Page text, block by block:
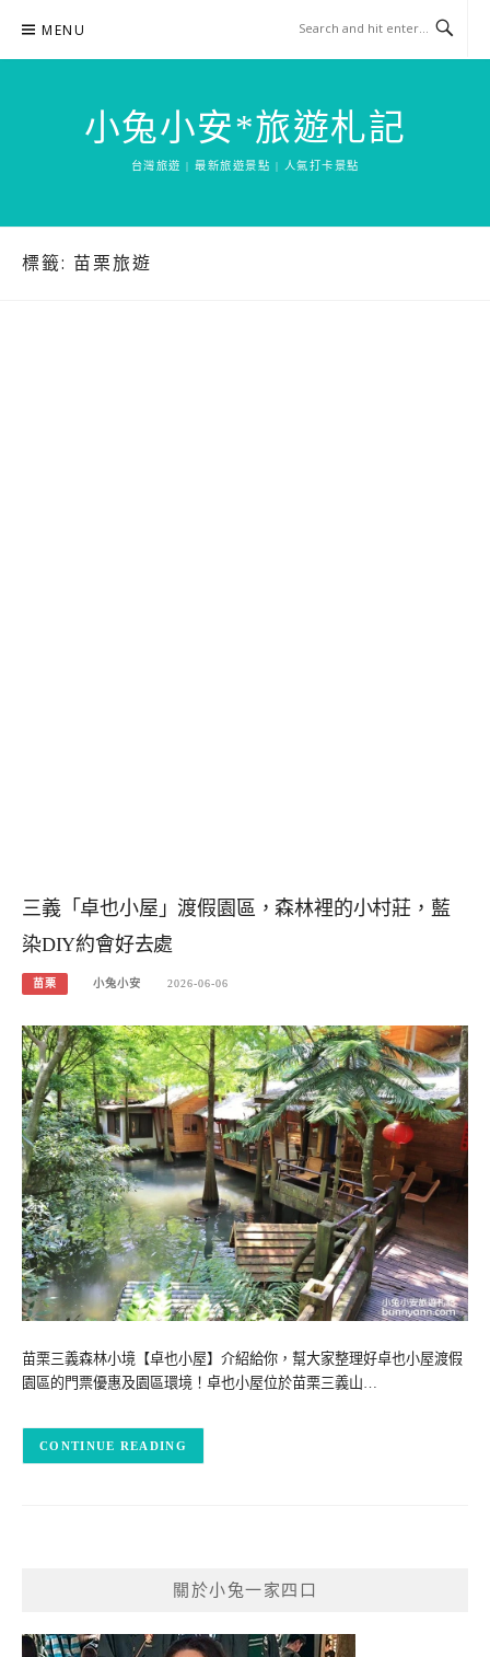
content
MENU
小兔小安*旅遊札記
台灣旅遊 | 最新旅遊景點 | 人氣打卡景點
標籤: 苗栗旅遊
三義「卓也小屋」渡假園區，森林裡的小村莊，藍
染DIY約會好去處
苗栗 小兔小安 2026-06-06
苗栗三義森林小境【卓也小屋】介紹給你，幫大家整理好卓也小屋渡假
園區的門票優惠及園區環境！卓也小屋位於苗栗三義山…
CONTINUE READING
關於小兔一家四口